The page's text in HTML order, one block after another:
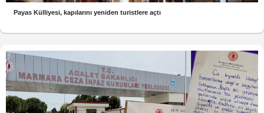
Payas Külliyesi, kapılarını yeniden turistlere açtı